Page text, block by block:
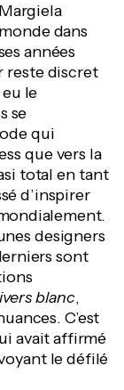
dans
années
reste discret
le
se
qui
que vers la
total en tant
d’inspirer
designers
sont
blanc,
C’est
avait affirmé
le défilé